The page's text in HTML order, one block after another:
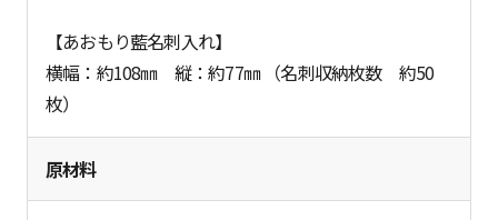
【あおもり藍名刺入れ】
横幅：約108㎜ 縦：約77㎜ （名刺収納枚数 約50
枚）
原材料